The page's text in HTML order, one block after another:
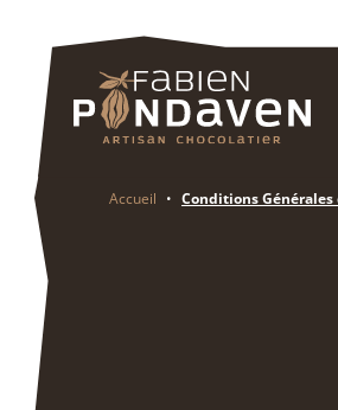
Accueil • Conditions Générales